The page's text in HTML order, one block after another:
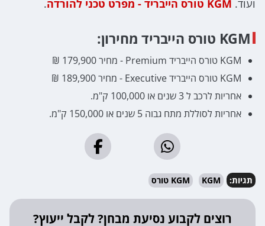
ועוד. KGM טורס הייבריד - מפרט טכני להורדה .
KGM טורס הייבריד מחירון:
KGM טורס הייבריד Premium - מחיר 179,900 ₪
KGM טורס הייבריד Executive - מחיר 189,900 ₪
אחריות לרכב ל 3 שנים או 100,000 ק"מ.
אחריות לסוללת מתח גבוה 5 שנים או 150,000 ק"מ.
תגיות: KGM KGM טורס
רוצים לקבוע נסיעת מבחן? לקבל ייעוץ?